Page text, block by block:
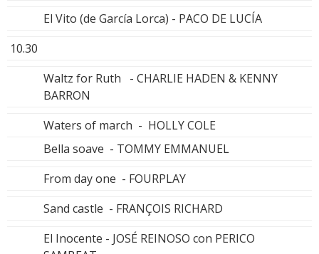
El Vito (de García Lorca) - PACO DE LUCÍA
10.30
Waltz for Ruth - CHARLIE HADEN & KENNY
BARRON
Waters of march - HOLLY COLE
Bella soave - TOMMY EMMANUEL
From day one - FOURPLAY
Sand castle - FRANÇOIS RICHARD
El Inocente - JOSÉ REINOSO con PERICO